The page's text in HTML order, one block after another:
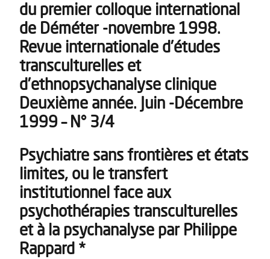
du premier colloque international
de Déméter -novembre 1998.
Revue internationale d’études
transculturelles et
d’ethnopsychanalyse clinique
Deuxième année. Juin -Décembre
1999 – N° 3/4
Psychiatre sans frontières et états
limites, ou le transfert
institutionnel face aux
psychothérapies transculturelles
et à la psychanalyse par Philippe
Rappard *